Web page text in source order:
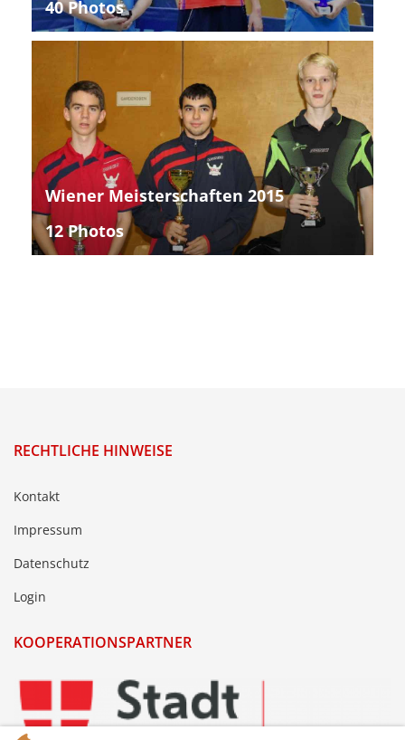
40 Photos
Wiener Meisterschaften 2015
12 Photos
RECHTLICHE HINWEISE
Kontakt
Impressum
Datenschutz
Login
KOOPERATIONSPARTNER